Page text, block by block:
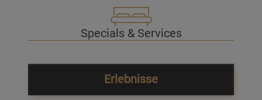
Specials & Services
Erlebnisse